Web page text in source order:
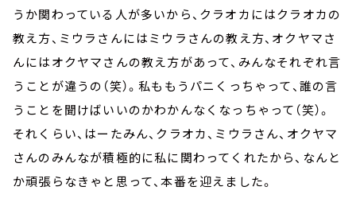
うか関わっている人が多いから、クラオカにはクラオカの
教え方、ミウラさんにはミウラさんの教え方、オクヤマさ
んにはオクヤマさんの教え方があって、みんなそれぞれ言
うことが違うの（笑）。私ももうパニくっちゃって、誰の言
うことを聞けばいいのかわかんなくなっちゃって（笑）。
それくらい、はーたみん、クラオカ、ミウラさん、オクヤマ
さんのみんなが積極的に私に関わってくれたから、なんと
か頑張らなきゃと思って、本番を迎えました。